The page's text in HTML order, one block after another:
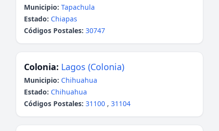
Municipio: Tapachula
Estado: Chiapas
Códigos Postales: 30747
Colonia: Lagos (Colonia)
Municipio: Chihuahua
Estado: Chihuahua
Códigos Postales: 31100 , 31104